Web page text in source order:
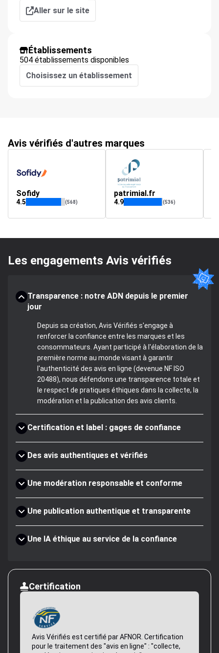
Aller sur le site
Établissements
504 établissements disponibles
Choisissez un établissement
Avis vérifiés d'autres marques
Sofidy
4.5 (568)
patrimial.fr
4.9 (536)
Les engagements Avis vérifiés
Transparence : notre ADN depuis le premier
jour
Depuis sa création, Avis Vérifiés s'engage à
renforcer la confiance entre les marques et les
consommateurs. Ayant participé à l'élaboration de la
première norme au monde visant à garantir
l'authenticité des avis en ligne (devenue NF ISO
20488), nous défendons une transparence totale et
le respect de pratiques éthiques dans la collecte, la
modération et la publication des avis clients.
Certification et label : gages de confiance
Des avis authentiques et vérifiés
Une modération responsable et conforme
Une publication authentique et transparente
Une IA éthique au service de la confiance
Certification
Avis Vérifiés est certifié par AFNOR. Certification
pour le traitement des "avis en ligne" : "collecte,